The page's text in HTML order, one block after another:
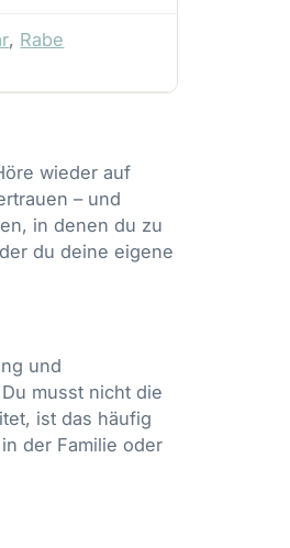
, Rabe
wieder auf
– und
in denen du zu
du deine eigene
und
musst nicht die
ist das häufig
der Familie oder